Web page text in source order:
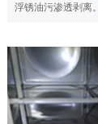
浮锈油污渗透剥离。